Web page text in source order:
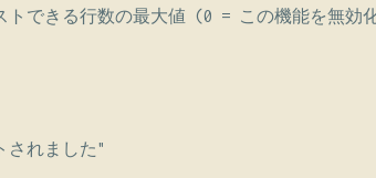
トできる行数の最大値 (0 = この機能を無効
れました"